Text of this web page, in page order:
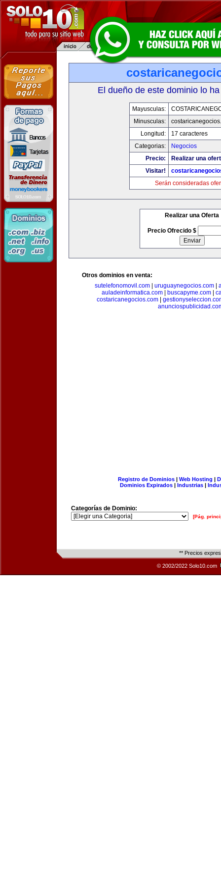
El dueño de este dominio lo
Mayusculas:
Minusculas:
Longitud:
17 caracteres
Categorias:
Negocios
Precio:
Realizar una
Visitar!
Serán consideradas
Realizar una Oferta
Precio Ofrecido $
Otros dominios en venta:
sutelefonomovil.com| uruguaynegocios.com|
auladeinformatica.com| buscapyme.com|
costaricanegocios.com|
Registro de Dominios| Web Hosting |
Dominios Expirados | Industrias |
Categorías de Dominio:
[Pág.
** Precios
© 2002/2022 Solo10.com